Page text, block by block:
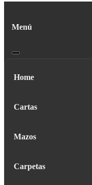
Menú
Home
Cartas
Mazos
Carpetas